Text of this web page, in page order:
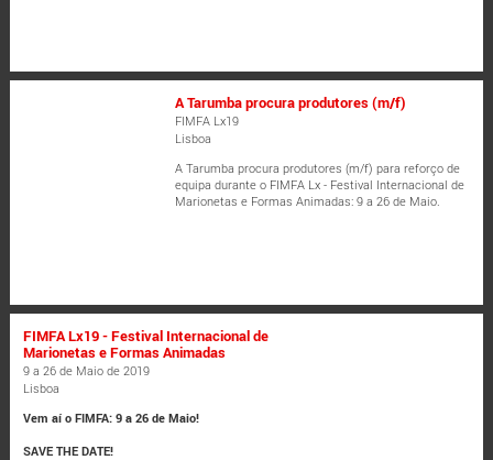
A Tarumba procura produtores (m/f)
FIMFA Lx19
Lisboa
A Tarumba procura produtores (m/f) para reforço de
equipa durante o FIMFA Lx - Festival Internacional de
Marionetas e Formas Animadas: 9 a 26 de Maio.
FIMFA Lx19 - Festival Internacional de
Marionetas e Formas Animadas
9 a 26 de Maio de 2019
Lisboa
Vem aí o FIMFA: 9 a 26 de Maio!
SAVE THE DATE!